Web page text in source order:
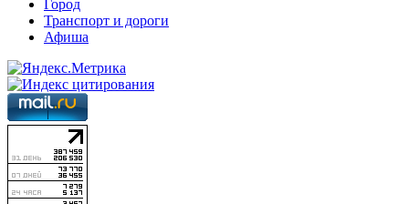
Город
Транспорт и дороги
Афиша